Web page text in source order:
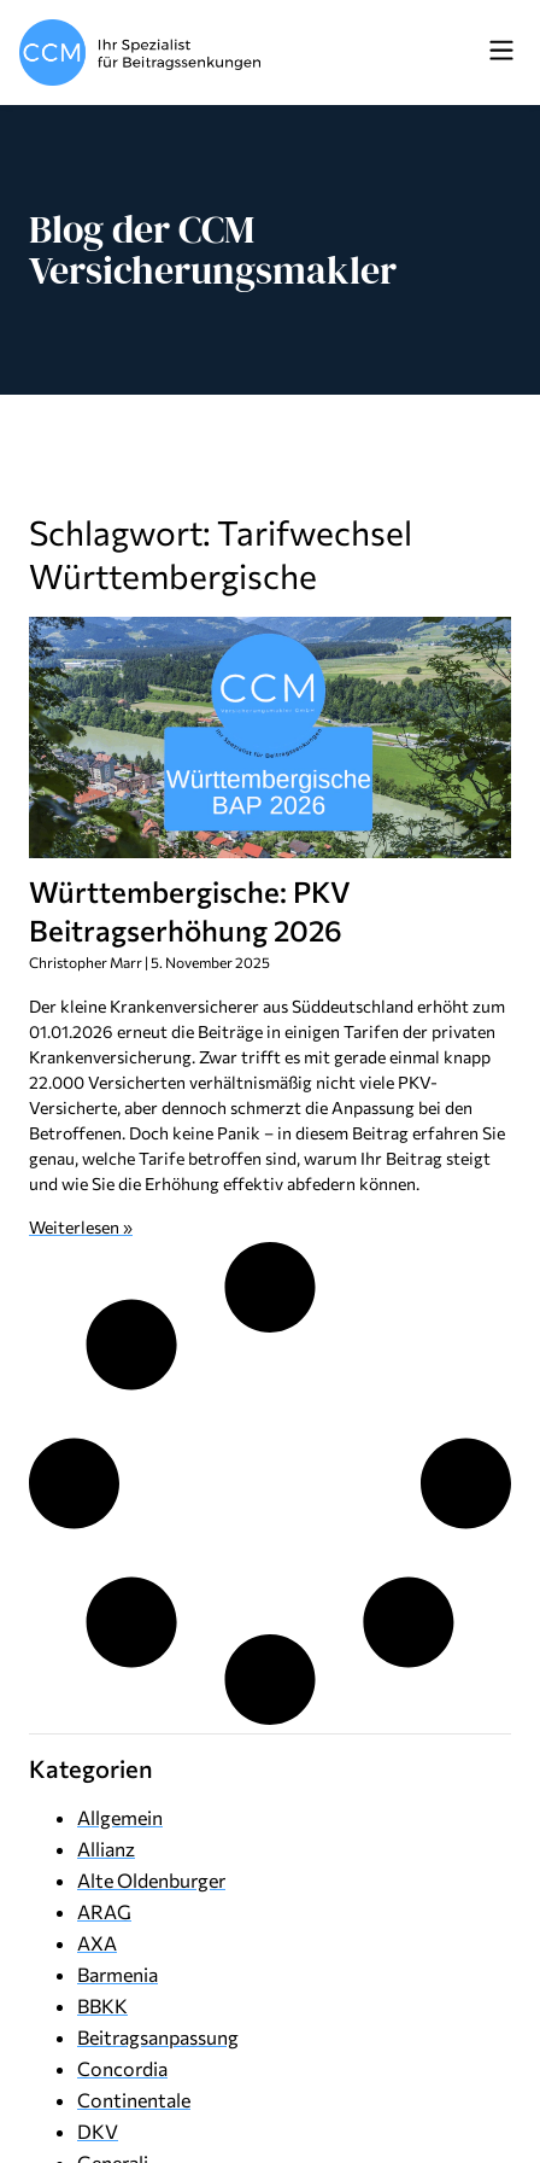
Blog der CCM
Versicherungsmakler
Schlagwort: Tarifwechsel
Württembergische
Württembergische: PKV
Beitragserhöhung 2026
Christopher Marr 5. November 2025
Der kleine Krankenversicherer aus Süddeutschland erhöht zum
01.01.2026 erneut die Beiträge in einigen Tarifen der privaten
Krankenversicherung. Zwar trifft es mit gerade einmal knapp
22.000 Versicherten verhältnismäßig nicht viele PKV-
Versicherte, aber dennoch schmerzt die Anpassung bei den
Betroffenen. Doch keine Panik – in diesem Beitrag erfahren Sie
genau, welche Tarife betroffen sind, warum Ihr Beitrag steigt
und wie Sie die Erhöhung effektiv abfedern können.
Weiterlesen »
Kategorien
Allgemein
Allianz
Alte Oldenburger
ARAG
AXA
Barmenia
BBKK
Beitragsanpassung
Concordia
Continentale
DKV